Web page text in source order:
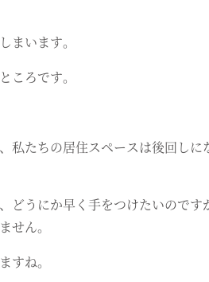
まいます。
ころです。
私たちの居住スペースは後回しに
どうにか早く手をつけたいのです
せん。
すね。